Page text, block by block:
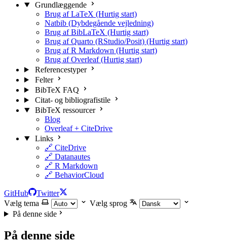
Grundlæggende
Brug af LaTeX (Hurtig start)
Natbib (Dybdegående vejledning)
Brug af BibLaTeX (Hurtig start)
Brug af Quarto (RStudio/Posit) (Hurtig start)
Brug af R Markdown (Hurtig start)
Brug af Overleaf (Hurtig start)
Referencestyper
Felter
BibTeX FAQ
Citat- og bibliografistile
BibTeX ressourcer
Blog
Overleaf + CiteDrive
Links
🔗 CiteDrive
🔗 Datanautes
🔗 R Markdown
🔗 BehaviorCloud
GitHub
Twitter
Vælg tema
Vælg sprog
På denne side
På denne side